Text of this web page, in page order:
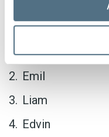
Pojkar
William
Emil
Liam
Edvin